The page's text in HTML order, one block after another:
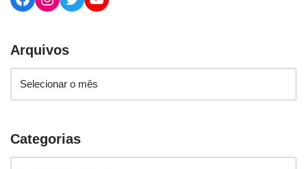
Arquivos
Categorias